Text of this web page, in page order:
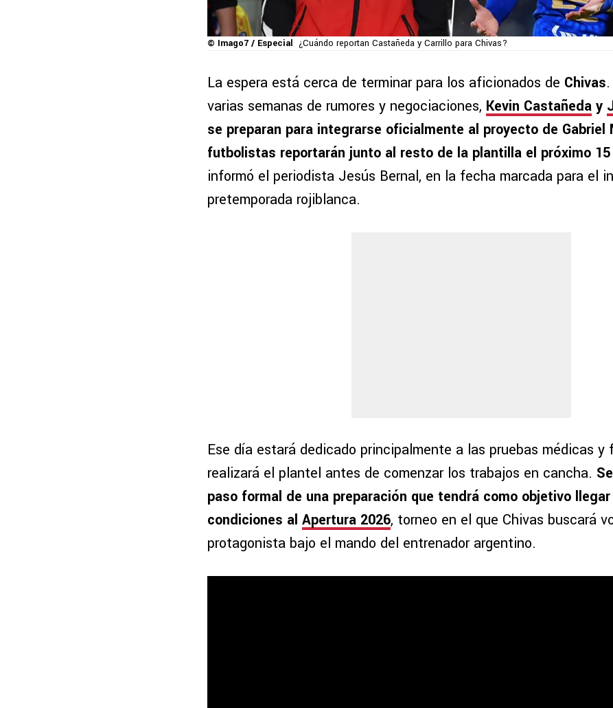
© Imago7 / Especial ¿Cuándo reportan Castañeda y Carrillo para Chivas?
La espera está cerca de terminar para los aficionados de Chivas
varias semanas de rumores y negociaciones, Kevin Castañeda y
se preparan para integrarse oficialmente al proyecto de Gabriel
futbolistas reportarán junto al resto de la plantilla el próximo
informó el periodista Jesús Bernal, en la fecha marcada para el
pretemporada rojiblanca.
Ese día estará dedicado principalmente a las pruebas médicas y
realizará el plantel antes de comenzar los trabajos en cancha.
paso formal de una preparación que tendrá como objetivo
condiciones al Apertura 2026, torneo en el que Chivas buscará
protagonista bajo el mando del entrenador argentino.